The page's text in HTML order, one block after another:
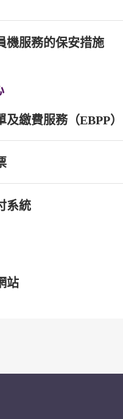
機服務的保安措施
及繳費服務（EBPP）
系統
站